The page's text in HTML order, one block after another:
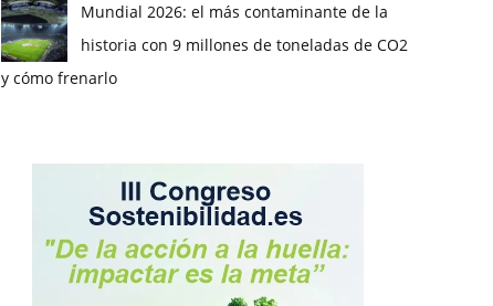
Mundial 2026: el más contaminante de la
historia con 9 millones de toneladas de CO2
y cómo frenarlo